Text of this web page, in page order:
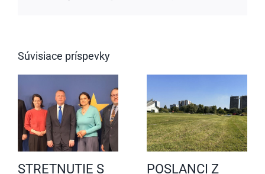
Súvisiace príspevky
STRETNUTIE S
POSLANCI Z